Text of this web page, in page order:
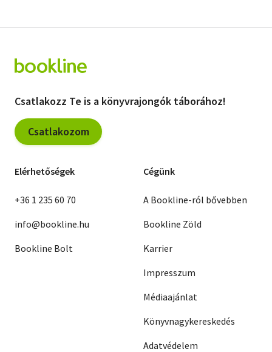
Csatlakozz Te is a könyvrajongók táborához!
Csatlakozom
Elérhetőségek
+36 1 235 60 70
info@bookline.hu
Bookline Bolt
Cégünk
A Bookline-ról bővebben
Bookline Zöld
Karrier
Impresszum
Médiaajánlat
Könyvnagykereskedés
Adatvédelem